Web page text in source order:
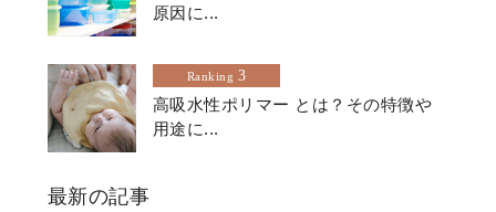
原因に...
Ranking 3
高吸水性ポリマー とは？その特徴や
用途に...
最新の記事